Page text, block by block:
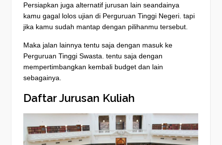
Persiapkan juga alternatif jurusan lain seandainya
kamu gagal lolos ujian di Perguruan Tinggi Negeri. tapi
jika kamu sudah mantap dengan pilihanmu tersebut.
Maka jalan lainnya tentu saja dengan masuk ke
Perguruan Tinggi Swasta. tentu saja dengan
mempertimbangkan kembali budget dan lain
sebagainya.
Daftar Jurusan Kuliah